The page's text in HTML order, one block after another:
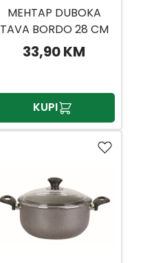
MEHTAP DUBOKA
TAVA BORDO 28 CM
GRANIT KY2825GGBD
33,90 KM
KUPI